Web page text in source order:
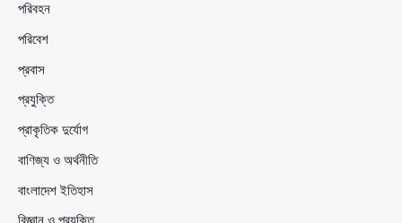
পরিবহন
পরিবেশ
প্রবাস
প্রযুক্তি
প্রাকৃতিক দুর্যোগ
বাণিজ্য ও অর্থনীতি
বাংলাদেশ ইতিহাস